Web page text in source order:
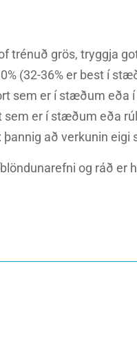
trénuð grös, tryggja
(32-36% er best í
sem er í stæðum eða
sem er í stæðum eða
að verkunin
og ráð er